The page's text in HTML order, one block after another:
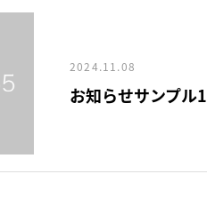
2024.11.08
お知らせサンプル1